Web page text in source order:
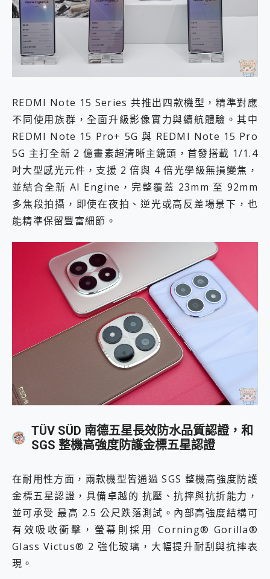
REDMI Note 15 Series 共推出四款機型，精準對應
不同使用族群，全面升級影像實力與續航體驗。其中
REDMI Note 15 Pro+ 5G 與 REDMI Note 15 Pro
5G 主打全新 2 億畫素超清晰主鏡頭，首發搭載 1/1.4
吋大型感光元件，支援 2 倍與 4 倍光學級無損變焦，
並結合全新 AI Engine，完整覆蓋 23mm 至 92mm
多焦段拍攝，即使在夜拍、逆光或高反差場景下，也
能精準保留豐富細節。
TÜV SÜD 南德五星長效防水品質認證，和
SGS 整機高強度防護金標五星認證
在耐用性方面，兩款機型皆通過 SGS 整機高強度防護
金標五星認證，具備卓越的 抗壓、抗摔與抗折能力，
並可承受 最高 2.5 公尺跌落測試。內部高強度結構可
有效吸收衝擊，螢幕則採用 Corning® Gorilla®
Glass Victus® 2 強化玻璃，大幅提升耐刮與抗摔表
現。